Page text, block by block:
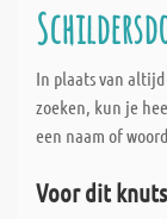
In plaats van
zoeken, kun je
een naam of
Voor dit